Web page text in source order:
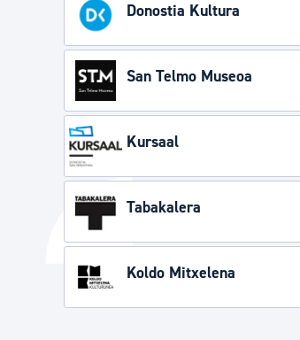
Donostia Kultura
San Telmo Museoa
Kursaal
Tabakalera
Koldo Mitxelena